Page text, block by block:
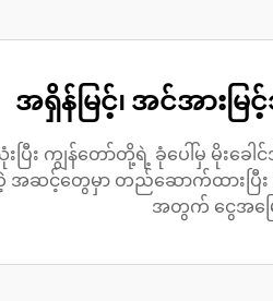
အရှိန်မြင့်၊ အင်အားမ
းပြီး ကျွန်တော်တို့ရဲ့ ခုံပေါ်မှ မိုး
ဆင့်တွေမှာ တည်ဆောက်ထားပြီး
အတွက် ငွေအမြ